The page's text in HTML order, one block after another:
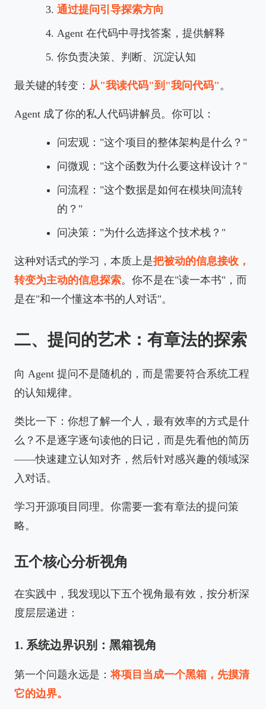
通过提问引导探索方向
Agent 在代码中寻找答案，提供解释
你负责决策、判断、沉淀认知
最关键的转变： 从"我读代码"到"我问代码" 。
Agent 成了你的私人代码讲解员。你可以：
问宏观："这个项目的整体架构是什么？"
问微观："这个函数为什么要这样设计？"
问流程："这个数据是如何在模块间流转
的？"
问决策："为什么选择这个技术栈？"
这种对话式的学习，本质上是把被动的信息接收，
转变为主动的信息探索。你不是在"读一本书"，而
是在"和一个懂这本书的人对话"。
二、提问的艺术：有章法的探索
向 Agent 提问不是随机的，而是需要符合系统工程
的认知规律。
类比一下：你想了解一个人，最有效率的方式是什
么？不是逐字逐句读他的日记，而是先看他的简历
——快速建立认知对齐，然后针对感兴趣的领域深
入对话。
学习开源项目同理。你需要一套有章法的提问策
略。
五个核心分析视角
在实践中，我发现以下五个视角最有效，按分析深
度层层递进：
1. 系统边界识别：黑箱视角
第一个问题永远是： 将项目当成一个黑箱，先摸清
它的边界。